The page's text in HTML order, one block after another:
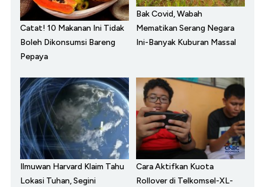
Catat! 10 Makanan Ini Tidak
Boleh Dikonsumsi Bareng
Pepaya
Bak Covid, Wabah
Mematikan Serang Negara
Ini-Banyak Kuburan Massal
Ilmuwan Harvard Klaim Tahu
Lokasi Tuhan, Segini
Cara Aktifkan Kuota
Rollover di Telkomsel-XL-